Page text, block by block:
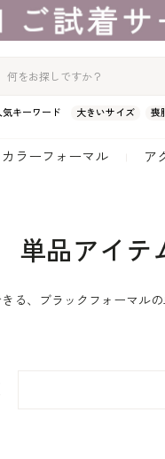
気キーワード 大きいサイズ 喪
カラーフォーマル ア
単品アイテ
る、ブラックフォーマルの